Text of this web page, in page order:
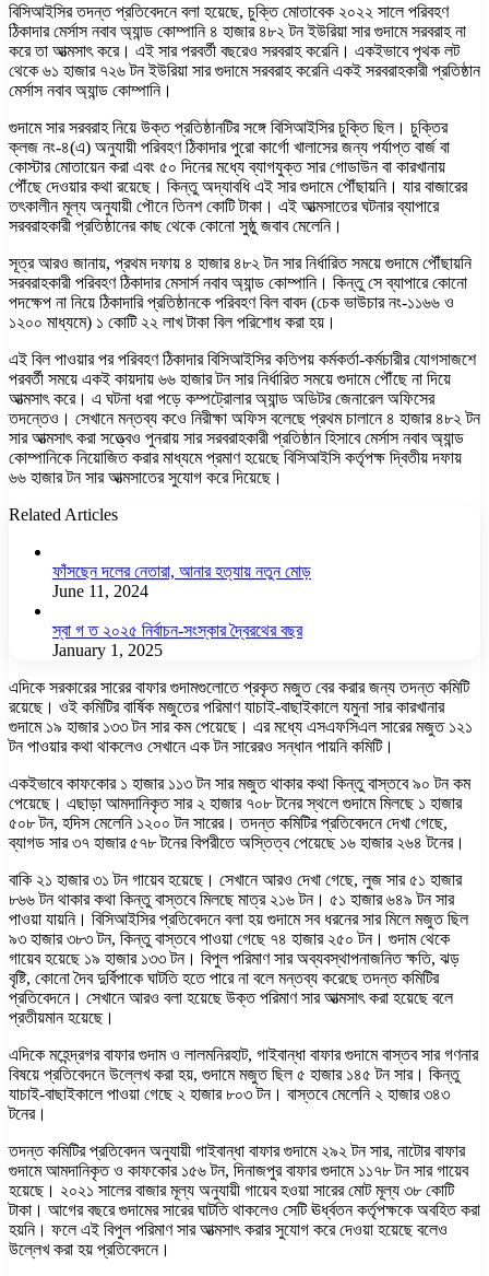
বিসিআইসির তদন্ত প্রতিবেদনে বলা হয়েছে, চুক্তি মোতাবেক ২০২২ সালে পরিবহণ
ঠিকাদার মের্সাস নবাব অ্যান্ড কোম্পানি ৪ হাজার ৪৮২ টন ইউরিয়া সার গুদামে সরবরাহ না
করে তা আত্মসাৎ করে। এই সার পরবর্তী বছরেও সরবরাহ করেনি। একইভাবে পৃথক লট
থেকে ৬১ হাজার ৭২৬ টন ইউরিয়া সার গুদামে সরবরাহ করেনি একই সরবরাহকারী প্রতিষ্ঠান
মের্সাস নবাব অ্যান্ড কোম্পানি।
গুদামে সার সরবরাহ নিয়ে উক্ত প্রতিষ্ঠানটির সঙ্গে বিসিআইসির চুক্তি ছিল। চুক্তির
ক্লজ নং-৪(এ) অনুযায়ী পরিবহণ ঠিকাদার পুরো কার্গো খালাসের জন্য পর্যাপ্ত বার্জ বা
কোস্টার মোতায়েন করা এবং ৫০ দিনের মধ্যে ব্যাগযুক্ত সার গোডাউন বা কারখানায়
পৌঁছে দেওয়ার কথা রয়েছে। কিন্তু অদ্যাবধি এই সার গুদামে পৌঁছায়নি। যার বাজারের
তৎকালীন মূল্য অনুযায়ী পৌনে তিনশ কোটি টাকা। এই আত্মসাতের ঘটনার ব্যাপারে
সরবরাহকারী প্রতিষ্ঠানের কাছ থেকে কোনো সুষ্ঠু জবাব মেলেনি।
সূত্র আরও জানায়, প্রথম দফায় ৪ হাজার ৪৮২ টন সার নির্ধারিত সময়ে গুদামে পৌঁছায়নি
সরবরাহকারী পরিবহণ ঠিকাদার মেসার্স নবাব অ্যান্ড কোম্পানি। কিন্তু সে ব্যাপারে কোনো
পদক্ষেপ না নিয়ে ঠিকাদারি প্রতিষ্ঠানকে পরিবহণ বিল বাবদ (চেক ভাউচার নং-১১৬৬ ও
১২০০ মাধ্যমে) ১ কোটি ২২ লাখ টাকা বিল পরিশোধ করা হয়।
এই বিল পাওয়ার পর পরিবহণ ঠিকাদার বিসিআইসির কতিপয় কর্মকর্তা-কর্মচারীর যোগসাজশে
পরবর্তী সময়ে একই কায়দায় ৬৬ হাজার টন সার নির্ধারিত সময়ে গুদামে পৌঁছে না দিয়ে
আত্মসাৎ করে। এ ঘটনা ধরা পড়ে কম্পট্রোলার অ্যান্ড অডিটর জেনারেল অফিসের
তদন্তেও। সেখানে মন্তব্য কওে নিরীক্ষা অফিস বলেছে প্রথম চালানে ৪ হাজার ৪৮২ টন
সার আত্মসাৎ করা সত্ত্বেও পুনরায় সার সরবরাহকারী প্রতিষ্ঠান হিসাবে মের্সাস নবাব অ্যান্ড
কোম্পানিকে নিয়োজিত করার মাধ্যমে প্রমাণ হয়েছে বিসিআইসি কর্তৃপক্ষ দ্বিতীয় দফায়
৬৬ হাজার টন সার আত্মসাতের সুযোগ করে দিয়েছে।
Related Articles
ফাঁসছেন দলের নেতারা, আনার হত্যায় নতুন মোড়
June 11, 2024
স্বা গ ত ২০২৫ নির্বাচন-সংস্কার দ্বৈরথের বছর
January 1, 2025
এদিকে সরকারের সারের বাফার গুদামগুলোতে প্রকৃত মজুত বের করার জন্য তদন্ত কমিটি
রয়েছে। ওই কমিটির বার্ষিক মজুতের পরিমাণ যাচাই-বাছাইকালে যমুনা সার কারখানার
গুদামে ১৯ হাজার ১৩৩ টন সার কম পেয়েছে। এর মধ্যে এসএফসিএল সারের মজুত ১২১
টন পাওয়ার কথা থাকলেও সেখানে এক টন সারেরও সন্ধান পায়নি কমিটি।
একইভাবে কাফকোর ১ হাজার ১১৩ টন সার মজুত থাকার কথা কিন্তু বাস্তবে ৯০ টন কম
পেয়েছে। এছাড়া আমদানিকৃত সার ২ হাজার ৭০৮ টনের স্থলে গুদামে মিলছে ১ হাজার
৫০৮ টন, হদিস মেলেনি ১২০০ টন সারের। তদন্ত কমিটির প্রতিবেদনে দেখা গেছে,
ব্যাগড সার ৩৭ হাজার ৫৭৮ টনের বিপরীতে অস্তিত্ব পেয়েছে ১৬ হাজার ২৬৪ টনের।
বাকি ২১ হাজার ৩১ টন গায়েব হয়েছে। সেখানে আরও দেখা গেছে, লুজ সার ৫১ হাজার
৮৬৬ টন থাকার কথা কিন্তু বাস্তবে মিলছে মাত্র ২১৬ টন। ৫১ হাজার ৬৪৯ টন সার
পাওয়া যায়নি। বিসিআইসির প্রতিবেদনে বলা হয় গুদামে সব ধরনের সার মিলে মজুত ছিল
৯৩ হাজার ৩৮৩ টন, কিন্তু বাস্তবে পাওয়া গেছে ৭৪ হাজার ২৫০ টন। গুদাম থেকে
গায়েব হয়েছে ১৯ হাজার ১৩৩ টন। বিপুল পরিমাণ সার অব্যবস্থাপনাজনিত ক্ষতি, ঝড়
বৃষ্টি, কোনো দৈব দুর্বিপাকে ঘাটতি হতে পারে না বলে মন্তব্য করেছে তদন্ত কমিটির
প্রতিবেদনে। সেখানে আরও বলা হয়েছে উক্ত পরিমাণ সার আত্মসাৎ করা হয়েছে বলে
প্রতীয়মান হয়েছে।
এদিকে মহেন্দ্রগর বাফার গুদাম ও লালমনিরহাট, গাইবান্ধা বাফার গুদামে বাস্তব সার গণনার
বিষয়ে প্রতিবেদনে উল্লেখ করা হয়, গুদামে মজুত ছিল ৫ হাজার ১৪৫ টন সার। কিন্তু
যাচাই-বাছাইকালে পাওয়া গেছে ২ হাজার ৮০৩ টন। বাস্তবে মেলেনি ২ হাজার ৩৪৩
টনের।
তদন্ত কমিটির প্রতিবেদন অনুযায়ী গাইবান্ধা বাফার গুদামে ২৯২ টন সার, নাটোর বাফার
গুদামে আমদানিকৃত ও কাফকোর ১৫৬ টন, দিনাজপুর বাফার গুদামে ১১৭৮ টন সার গায়েব
হয়েছে। ২০২১ সালের বাজার মূল্য অনুযায়ী গায়েব হওয়া সারের মোট মূল্য ৩৮ কোটি
টাকা। আগের বছরে গুদামের সারের ঘাটতি থাকলেও সেটি ঊর্ধ্বতন কর্তৃপক্ষকে অবহিত করা
হয়নি। ফলে এই বিপুল পরিমাণ সার আত্মসাৎ করার সুযোগ করে দেওয়া হয়েছে বলেও
উল্লেখ করা হয় প্রতিবেদনে।